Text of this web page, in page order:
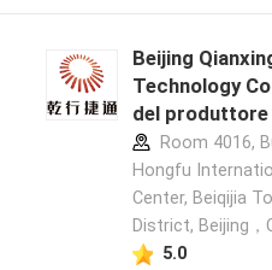
Beijing
Technology
del produttore
Room 4016,
Hongfu
Center, Beiqijia
District, Beijing，
5.0